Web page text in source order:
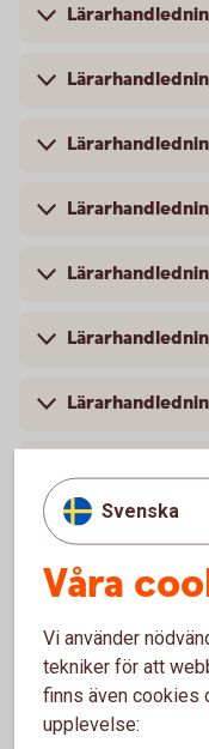
Lyckoslanten
Svenska
Våra
Vi använder
tekniker för att
finns även cookies
upplevelse: